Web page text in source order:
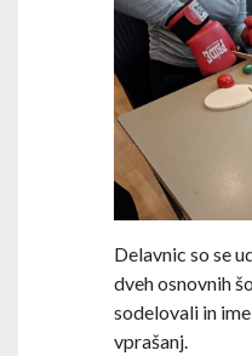
Delavnic so se
dveh osnovnih
sodelovali in
vprašanj.